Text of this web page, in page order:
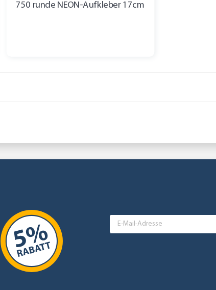
750 runde NEON-Aufkleber 17cm